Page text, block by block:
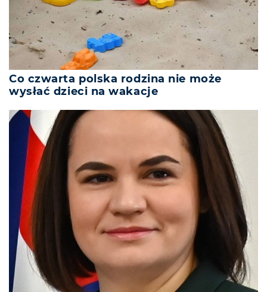
Co czwarta polska rodzina nie może
wysłać dzieci na wakacje